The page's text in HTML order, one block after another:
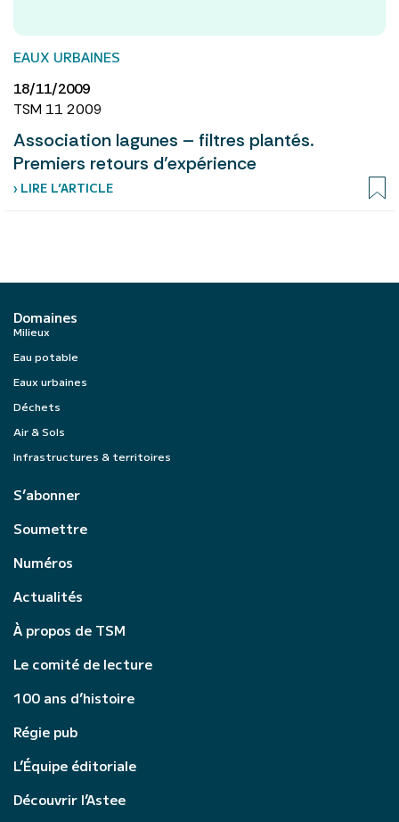
EAUX URBAINES
18/11/2009
TSM 11 2009
Association lagunes – filtres plantés.
Premiers retours d’expérience
› LIRE L’ARTICLE
Domaines
Milieux
Eau potable
Eaux urbaines
Déchets
Air & Sols
Infrastructures & territoires
S’abonner
Soumettre
Numéros
Actualités
À propos de TSM
Le comité de lecture
100 ans d’histoire
Régie pub
L’Équipe éditoriale
Découvrir l’Astee